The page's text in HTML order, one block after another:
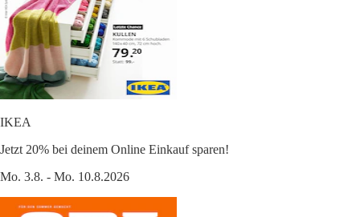
IKEA
Jetzt 20% bei deinem Online Einkauf sparen!
Mo. 3.8. - Mo. 10.8.2026